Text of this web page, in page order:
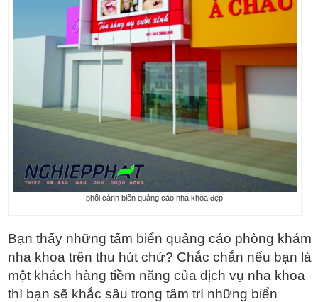
phối cảnh biển quảng cáo nha khoa đẹp
Bạn thấy những tấm biển quảng cáo phòng khám
nha khoa trên thu hút chứ? Chắc chắn nếu bạn là
một khách hàng tiềm năng của dịch vụ nha khoa
thì bạn sẽ khắc sâu trong tâm trí những biển